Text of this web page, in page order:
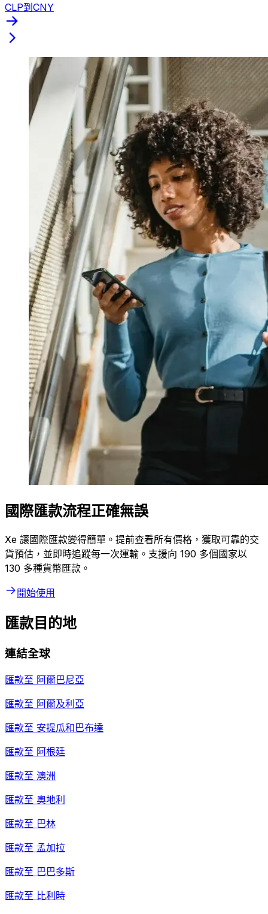
CLP到CNY
國際匯款流程正確無誤
Xe 讓國際匯款變得簡單。提前查看所有價格，獲取可靠的交
貨預估，並即時追蹤每一次運輸。支援向 190 多個國家以
130 多種貨幣匯款。
開始使用
匯款目的地
連結全球
匯款至 阿爾巴尼亞
匯款至 阿爾及利亞
匯款至 安提瓜和巴布達
匯款至 阿根廷
匯款至 澳洲
匯款至 奧地利
匯款至 巴林
匯款至 孟加拉
匯款至 巴巴多斯
匯款至 比利時